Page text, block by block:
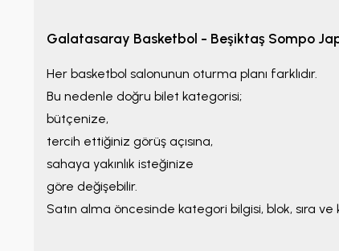
Galatasaray Basketbol - Beşiktaş Sompo
Her basketbol salonunun oturma planı farklıdır.
Bu nedenle doğru bilet kategorisi;
bütçenize,
tercih ettiğiniz görüş açısına,
sahaya yakınlık isteğinize
göre değişebilir.
Satın alma öncesinde kategori bilgisi, blok, sıra